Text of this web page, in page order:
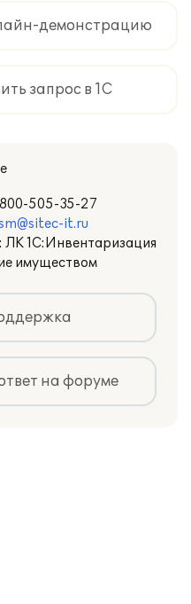
демонстрацию
запрос в 1С
505-35-27
it.ru
ЛК 1С:Инвентаризация
имуществом
на форуме